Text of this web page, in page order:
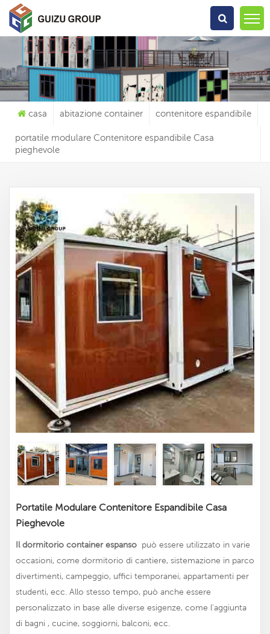
Che Cosa Sta Cercando?
casa abitazione container contenitore espandibile
portatile modulare Contenitore espandibile Casa
pieghevole
Portatile Modulare Contenitore Espandibile Casa
Pieghevole
Il dormitorio container espanso può essere utilizzato in varie
occasioni, come dormitorio di cantiere, sistemazione in parco
divertimenti, campeggio, uffici temporanei, appartamenti per
studenti, ecc. Allo stesso tempo, può anche essere
personalizzato in base alle diverse esigenze, come l'aggiunta
di bagni , cucine, soggiorni, balconi, ecc.